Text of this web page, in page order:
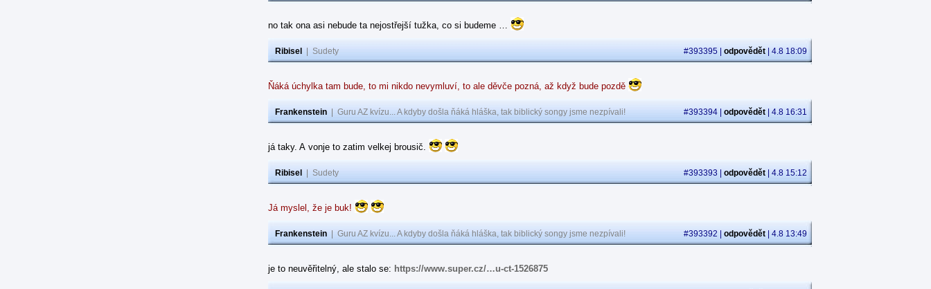
no tak ona asi nebude ta nejostřejší tužka, co si budeme …
Ribisel Sudety #393395 | odpovědět | 4.8 18:09
Ňáká úchylka tam bude, to mi nikdo nevymluví, to ale děvče pozná, až když bude pozdě
Frankenstein Guru AZ kvízu... A kdyby došla ňáká hláška, tak biblický songy jsme nezpívali! #393394 | odpovědět | 4.8 16:31
já taky. A vonje to zatim velkej brousič.
Ribisel Sudety #393393 | odpovědět | 4.8 15:12
Já myslel, že je buk!
Frankenstein Guru AZ kvízu... A kdyby došla ňáká hláška, tak biblický songy jsme nezpívali! #393392 | odpovědět | 4.8 13:49
je to neuvěřitelný, ale stalo se: https://www.super.cz/…u-ct-1526875